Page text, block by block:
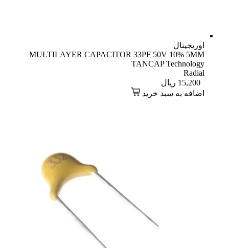
اوریجینال
MULTILAYER CAPACITOR 33PF 50V 10% 5MM
TANCAP Technology
Radial
15,200 ریال
اضافه به سبد خرید